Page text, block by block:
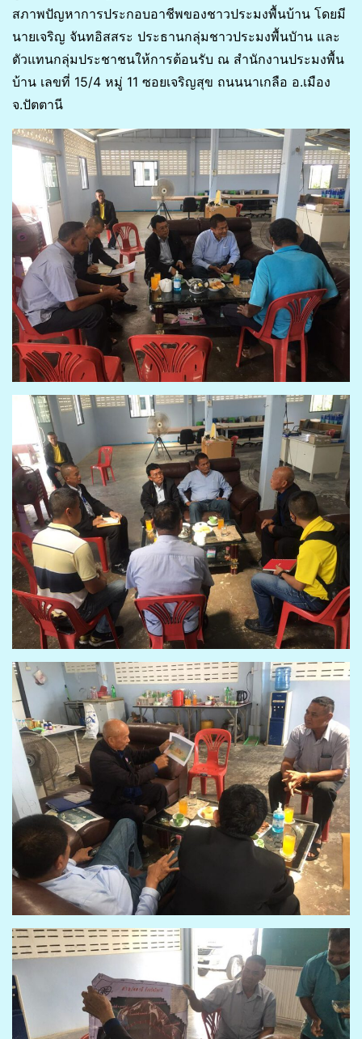
สภาพปัญหาการประกอบอาชีพของชาวประมงพื้นบ้าน โดยมี
นายเจริญ จันทอิสสระ ประธานกลุ่มชาวประมงพื้นบัาน และ
ตัวแทนกลุ่มประชาชนให้การต้อนรับ ณ สำนักงานประมงพื้น
บ้าน เลขที่ 15/4 หมู่ 11 ซอยเจริญสุข ถนนนาเกลือ อ.เมือง
จ.ปัตตานี